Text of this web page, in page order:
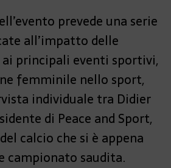
prevede una serie
all’impatto delle
principali eventi sportivi,
femminile nello sport,
individuale tra Didier
di Peace and Sport,
calcio che si è appena
campionato saudita.